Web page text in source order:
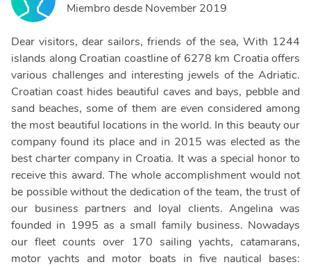
Miembro desde November 2019
Dear visitors, dear sailors, friends of the sea, With 1244
islands along Croatian coastline of 6278 km Croatia offers
various challenges and interesting jewels of the Adriatic.
Croatian coast hides beautiful caves and bays, pebble and
sand beaches, some of them are even considered among
the most beautiful locations in the world. In this beauty our
company found its place and in 2015 was elected as the
best charter company in Croatia. It was a special honor to
receive this award. The whole accomplishment would not
be possible without the dedication of the team, the trust of
our business partners and loyal clients. Angelina was
founded in 1995 as a small family business. Nowadays
our fleet counts over 170 sailing yachts, catamarans,
motor yachts and motor boats in five nautical bases: